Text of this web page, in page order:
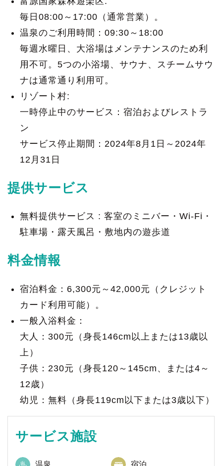
毎日08:00～17:00（通常営業）。
温泉のご利用時間：09:30～18:00
毎週水曜日、大浴場はメンテナンスのため利
用不可。5つの小浴場、サウナ、スチームサウ
ナは通常通り利用可。
リゾート村:
一時停止中のサービス：宿泊およびレストラ
ン
サービス停止期間：2024年8月1日～2024年
12月31日
提供サービス
無料提供サービス : 客室のミニバー・Wi-Fi・
駐車場・露天風呂・敷地内の遊歩道
料金情報
宿泊料金：6,300元～42,000元（クレジット
カード利用可能）。
一般入浴料金：
大人：300元（身長146cm以上または13歳以
上）
子供：230元（身長120～145cm、または4～
12歳）
幼児：無料（身長119cm以下または3歳以下）
サービス施設
温泉 宿泊